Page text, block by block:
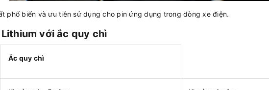
phổ biến và ưu tiên sử dụng cho pin ứng dụng trong dòng xe điện.
với ắc quy chì
Ắc quy chì